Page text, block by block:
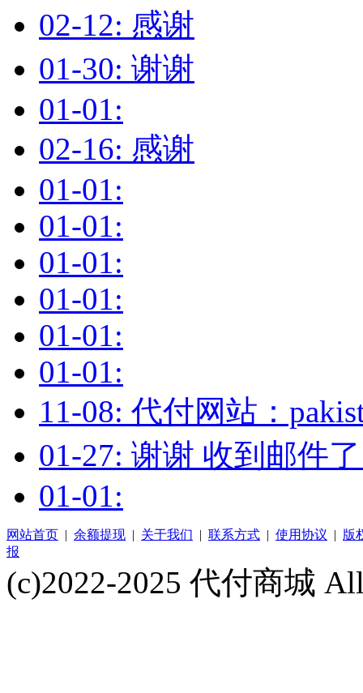
02-12: 感谢
01-30: 谢谢
01-01:
02-16: 感谢
01-01:
01-01:
01-01:
01-01:
01-01:
01-01:
11-08: 代付网站：
01-27: 谢谢 收到邮件
01-01:
网站首页 | 余额提现 | 关于我们 | 联系方式 | 使用协议 | 版
报
(c)2022-2025 代付商城